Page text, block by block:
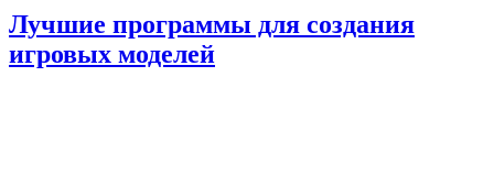
Лучшие программы для создания
игровых моделей